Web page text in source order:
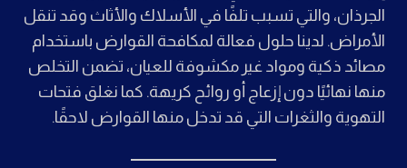
الجرذان، والتي تسبب تلفًا في الأسلاك والأثاث وقد تنقل
الأمراض. لدينا حلول فعالة لمكافحة القوارض باستخدام
مصائد ذكية ومواد غير مكشوفة للعيان، تضمن التخلص
منها نهائيًا دون إزعاج أو روائح كريهة. كما نغلق فتحات
التهوية والثغرات التي قد تدخل منها القوارض لاحقًا.